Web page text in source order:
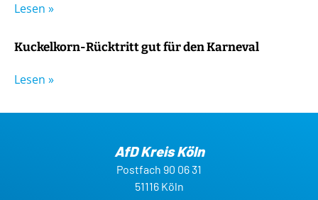
Lesen »
Kuckelkorn-Rücktritt gut für den Karneval
Lesen »
AfD Kreis Köln
Postfach 90 06 31
51116 Köln